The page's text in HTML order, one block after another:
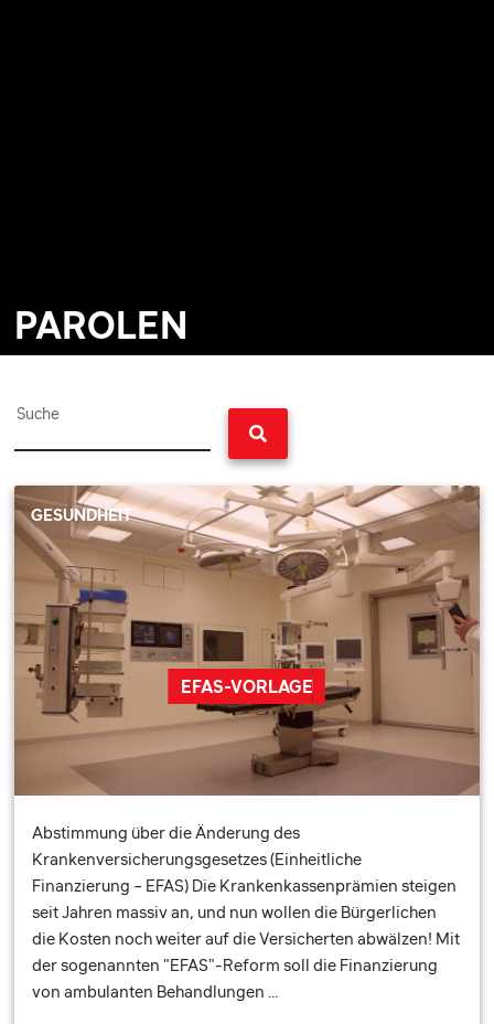
PAROLEN
Suche
EFAS-VORLAGE
GESUNDHEIT
Abstimmung über die Änderung des
Krankenversicherungsgesetzes (Einheitliche
Finanzierung – EFAS) Die Krankenkassenprämien steigen
seit Jahren massiv an, und nun wollen die Bürgerlichen
die Kosten noch weiter auf die Versicherten abwälzen! Mit
der sogenannten "EFAS"-Reform soll die Finanzierung
von ambulanten Behandlungen …